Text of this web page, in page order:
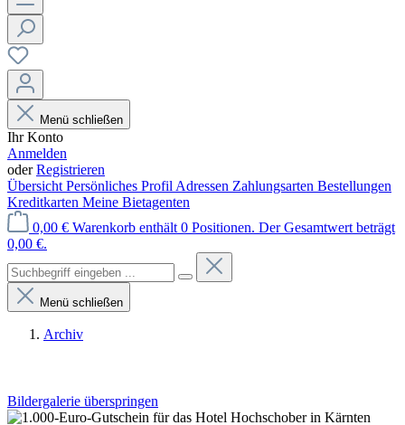
Menü schließen
Ihr Konto
Anmelden
oderRegistrieren
Übersicht Persönliches Profil Adressen Zahlungsarten Bestellungen
Kreditkarten Meine Bietagenten
0,00 € Warenkorb enthält 0 Positionen. Der Gesamtwert beträgt
0,00 €.
Menü schließen
Archiv
Bildergalerie überspringen